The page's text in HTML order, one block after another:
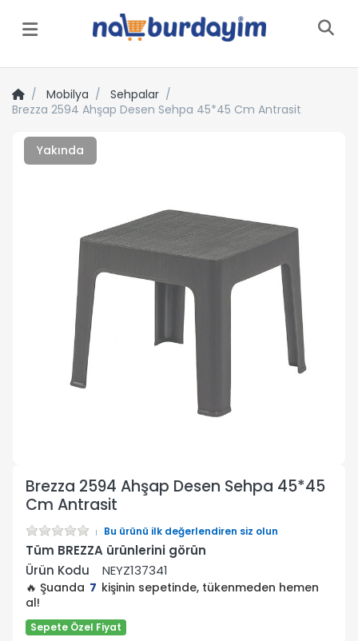
Menü
Mobilya
Sehpalar
Brezza 2594 Ahşap Desen Sehpa 45*45 Cm Antrasit
Yakında
Brezza 2594 Ahşap Desen Sehpa 45*45
Cm Antrasit
Bu ürünü ilk değerlendiren siz olun
Tüm BREZZA ürünlerini görün
Ürün Kodu
NEYZ137341
🔥 Şuanda 7 kişinin sepetinde, tükenmeden hemen
al!
Sepete Özel Fiyat